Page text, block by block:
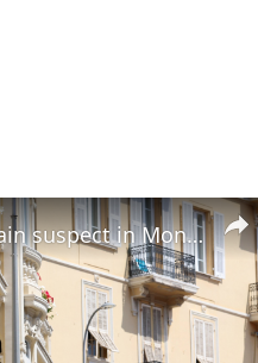
Ukrainian woman identified as main suspect in Monaco bombing